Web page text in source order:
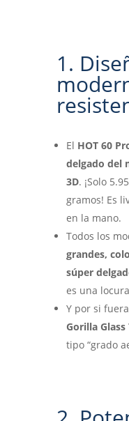
1.
El HOT 60
delgado del
3D. ¡Solo
gramos! Es
en la mano.
Todos los
grandes,
súper
es una
Y por si
Gorilla Glass
tipo “grado